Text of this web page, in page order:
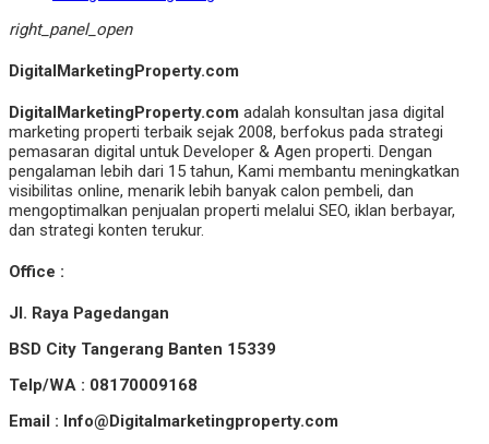
right_panel_open
DigitalMarketingProperty.com
DigitalMarketingProperty.com adalah konsultan jasa digital
marketing properti terbaik sejak 2008, berfokus pada strategi
pemasaran digital untuk Developer & Agen properti. Dengan
pengalaman lebih dari 15 tahun, Kami membantu meningkatkan
visibilitas online, menarik lebih banyak calon pembeli, dan
mengoptimalkan penjualan properti melalui SEO, iklan berbayar,
dan strategi konten terukur.
Office :
Jl. Raya Pagedangan
BSD City Tangerang Banten 15339
Telp/WA : 08170009168
Email : Info@Digitalmarketingproperty.com